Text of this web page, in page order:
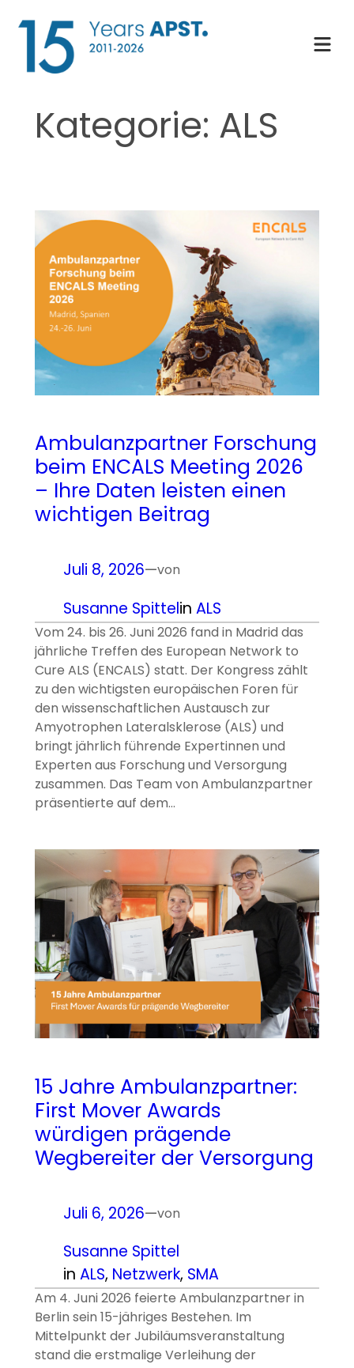
Zum
Inhalt
springen
Kategorie: ALS
Ambulanzpartner Forschung
beim ENCALS Meeting 2026
– Ihre Daten leisten einen
wichtigen Beitrag
Juli 8, 2026—von
Susanne Spittelin ALS
Vom 24. bis 26. Juni 2026 fand in Madrid das
jährliche Treffen des European Network to
Cure ALS (ENCALS) statt. Der Kongress zählt
zu den wichtigsten europäischen Foren für
den wissenschaftlichen Austausch zur
Amyotrophen Lateralsklerose (ALS) und
bringt jährlich führende Expertinnen und
Experten aus Forschung und Versorgung
zusammen. Das Team von Ambulanzpartner
präsentierte auf dem…
15 Jahre Ambulanzpartner:
First Mover Awards
würdigen prägende
Wegbereiter der Versorgung
Juli 6, 2026—von
Susanne Spittel
in ALS, Netzwerk, SMA
Am 4. Juni 2026 feierte Ambulanzpartner in
Berlin sein 15-jähriges Bestehen. Im
Mittelpunkt der Jubiläumsveranstaltung
stand die erstmalige Verleihung der